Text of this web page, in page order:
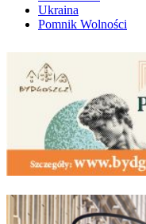
Ukraina
Pomnik Wolności